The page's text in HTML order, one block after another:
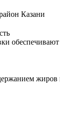
Казани
обеспечивают
жиров